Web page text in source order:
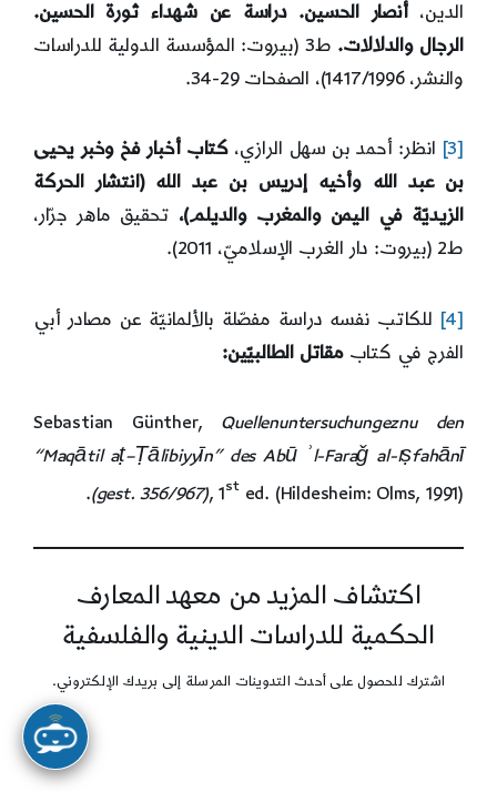
الدين،أنصار الحسين. دراسة عن شهداء ثورة الحسين.
الرجال والدلالات.
ط3 (بيروت: المؤسسة الدولية للدراسات
والنشر، 1417/1996)، الصفحات 29-34.
[3] انظر: أحمد بن سهل الرازي، كتاب أخبار فخ وخبر يحيى
بن عبد الله وأخيه إدريس بن عبد الله (انتشار الحركة
الزيديّة في اليمن والمغرب والديلم)، تحقيق ماهر جرّار،
ط2 (بيروت: دار الغرب الإسلاميّ، 2011).
[4]
للكاتب نفسه دراسة مفصّلة بالألمانيّة عن مصادر أبي
الفرج في كتابمقاتل الطالبيّين:
Sebastian Günther, Quellenuntersuchungeznu den
“Maqātil aṭ–Ṭālibiyyīn” des Abūʾl-Faraǧ al-Iṣfahānī
(gest. 356/967), 1sted. (Hildesheim: Olms, 1991).
اكتشاف المزيد من معهد المعارف
الحكمية للدراسات الدينية والفلسفية
اشترك للحصول على أحدث التدوينات المرسلة إلى بريدك الإلكتروني.